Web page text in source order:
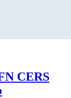
CERS